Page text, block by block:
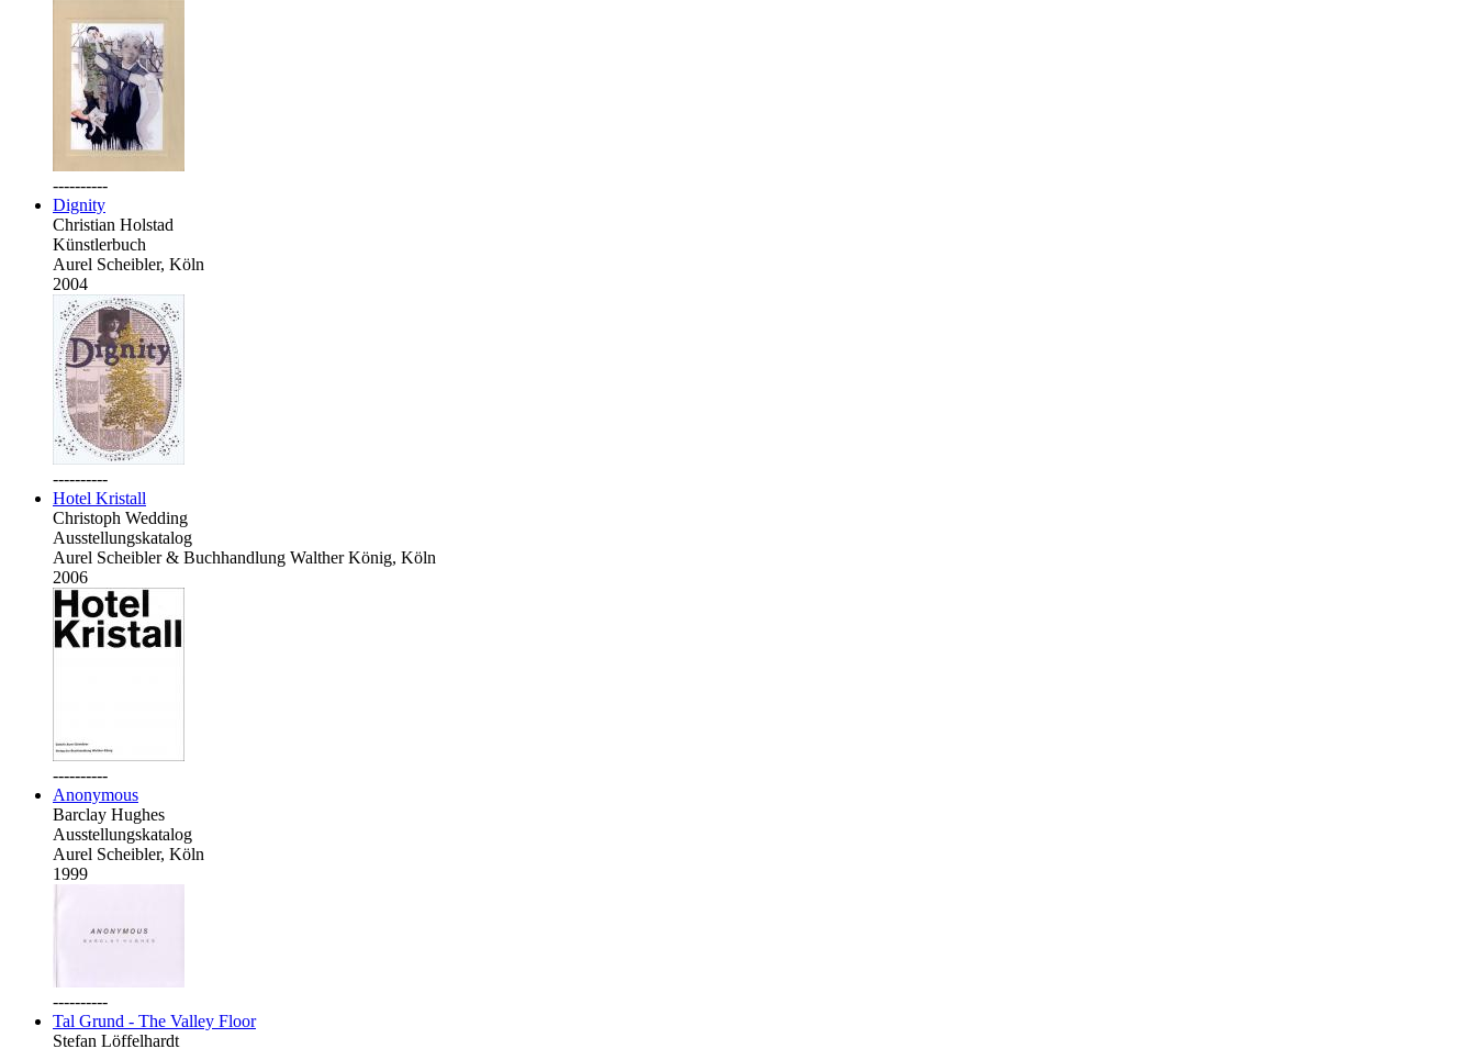
----------
Dignity
Christian Holstad
Künstlerbuch
Aurel Scheibler, Köln
2004
----------
Hotel Kristall
Christoph Wedding
Ausstellungskatalog
Aurel Scheibler & Buchhandlung Walther König, Köln
2006
----------
Anonymous
Barclay Hughes
Ausstellungskatalog
Aurel Scheibler, Köln
1999
----------
Tal Grund - The Valley Floor
Stefan Löffelhardt